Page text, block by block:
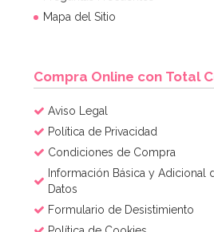
AÑADIR
Mapa del Sitio
Compra Online con Total
Aviso Legal
Política de Privacidad
Condiciones de Compra
Información Básica y Adicional
Datos
Formulario de Desistimiento